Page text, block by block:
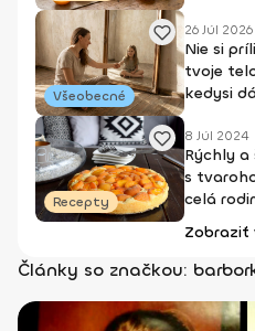
Všeobecné
26 Júl 2026
Nie si
tvoje
kedysi
Recepty
8 Júl 2024
Rýchly
s
celá
Zobraziť
Články so značkou: